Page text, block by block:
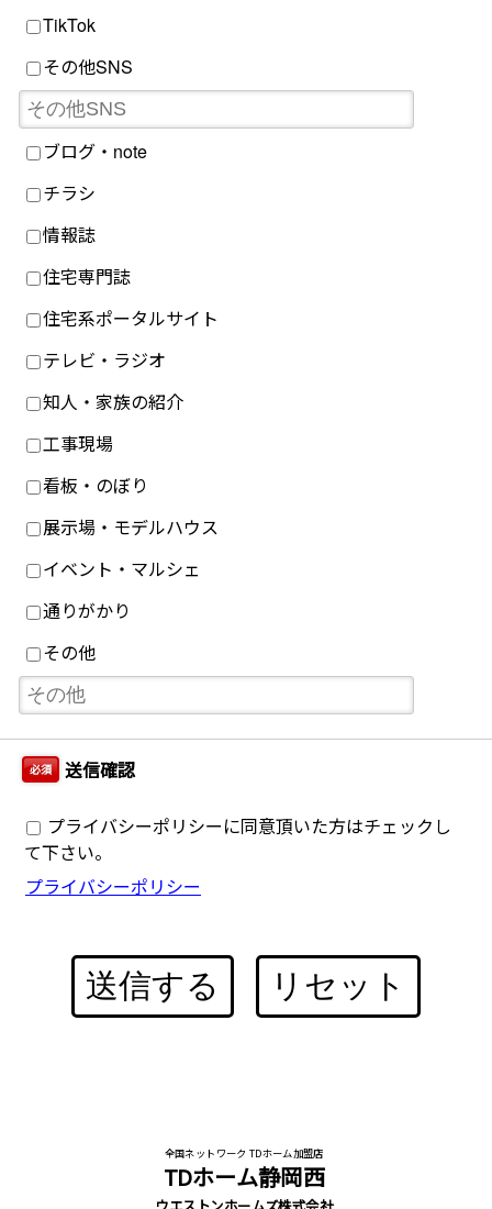
TikTok
その他SNS
ブログ・note
チラシ
情報誌
住宅専門誌
住宅系ポータルサイト
テレビ・ラジオ
知人・家族の紹介
工事現場
看板・のぼり
展示場・モデルハウス
イベント・マルシェ
通りがかり
その他
必須 送信確認
プライバシーポリシーに同意頂いた方はチェックし
て下さい。
プライバシーポリシー
送信する リセット
全国ネットワーク TDホーム加盟店
TDホーム静岡西
ウエストンホームズ株式会社